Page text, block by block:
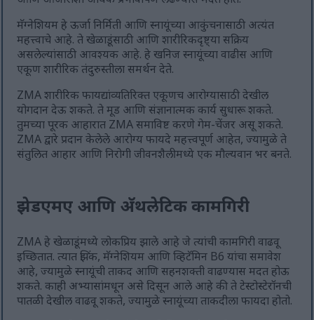
मॅग्नेशियम हे ऊर्जा निर्मिती आणि स्नायूंच्या आकुंचनासाठी अत्यंत
महत्त्वाचे आहे. ते खेळाडूंसाठी आणि शारीरिकदृष्ट्या सक्रिय
असलेल्यांसाठी आवश्यक आहे. हे खनिज स्नायूंच्या वाढीस आणि
एकूण शारीरिक तंदुरुस्तीला समर्थन देते.
ZMA शारीरिक फायद्यांव्यतिरिक्त एकूणच आरोग्यासाठी देखील
योगदान देऊ शकते. ते मूड आणि संज्ञानात्मक कार्य सुधारू शकते.
तुमच्या पूरक आहारात ZMA समाविष्ट करणे गेम-चेंजर असू शकते.
ZMA द्वारे प्रदान केलेले आरोग्य फायदे महत्त्वपूर्ण आहेत, ज्यामुळे ते
संतुलित आहार आणि निरोगी जीवनशैलीमध्ये एक मौल्यवान भर बनते.
झेडएमए आणि अ‍ॅथलेटिक कामगिरी
ZMA हे खेळाडूंमध्ये लोकप्रिय झाले आहे जे त्यांची कामगिरी वाढवू
इच्छितात. त्यात झिंक, मॅग्नेशियम आणि व्हिटॅमिन B6 यांचा समावेश
आहे, ज्यामुळे स्नायूंची ताकद आणि सहनशक्ती वाढण्यास मदत होऊ
शकते. काही अभ्यासांमधून असे दिसून आले आहे की ते टेस्टोस्टेरॉनची
पातळी देखील वाढवू शकते, ज्यामुळे स्नायूंच्या ताकदीला फायदा होतो.